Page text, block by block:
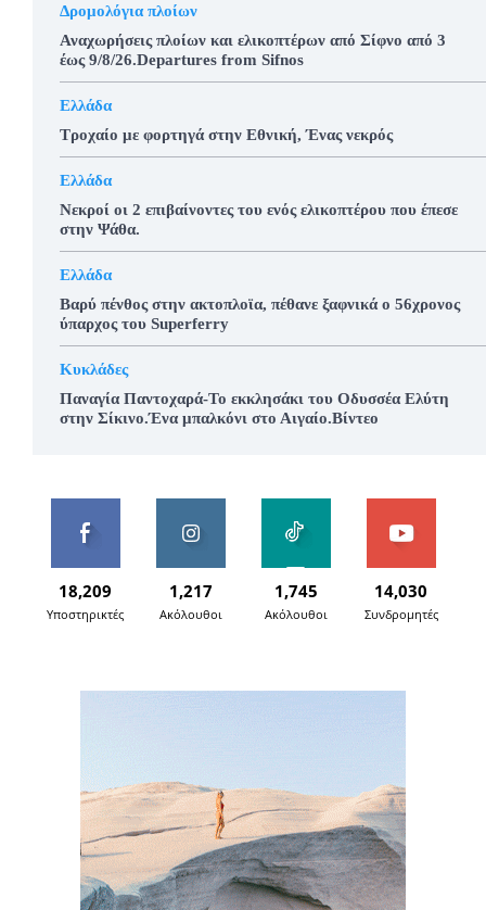
Δρομολόγια πλοίων
Αναχωρήσεις πλοίων και ελικοπτέρων από Σίφνο από 3
έως 9/8/26.Departures from Sifnos
Ελλάδα
Τροχαίο με φορτηγά στην Εθνική, Ένας νεκρός
Ελλάδα
Νεκροί οι 2 επιβαίνοντες του ενός ελικοπτέρου που έπεσε
στην Ψάθα.
Ελλάδα
Βαρύ πένθος στην ακτοπλοϊα, πέθανε ξαφνικά ο 56χρονος
ύπαρχος του Superferry
Κυκλάδες
Παναγία Παντοχαρά-Το εκκλησάκι του Οδυσσέα Ελύτη
στην Σίκινο.Ένα μπαλκόνι στο Αιγαίο.Βίντεο
18,209
Υποστηρικτές
1,217
Ακόλουθοι
1,745
Ακόλουθοι
14,030
Συνδρομητές